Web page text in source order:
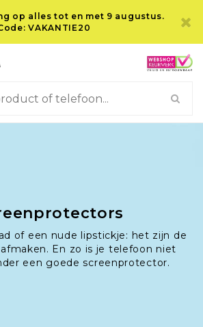
op alles tot en met 9 augustus.
VAKANTIE20
of een nude lipstickje: het zijn de
En zo is je telefoon niet
een goede screenprotector.